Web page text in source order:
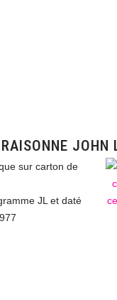
JOHN
sur carton de
JL et daté